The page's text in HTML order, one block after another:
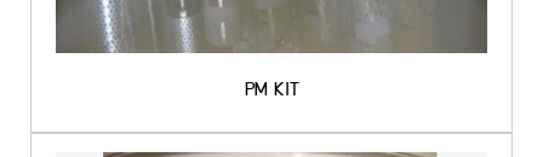
PM KIT